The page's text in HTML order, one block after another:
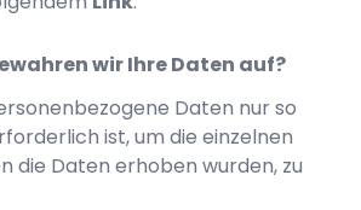
wir Ihre Daten auf?
Daten nur so
ist, um die einzelnen
die Daten erhoben wurden, zu